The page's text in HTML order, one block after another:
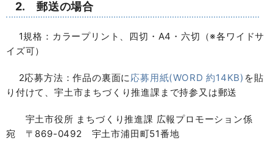
2. 郵送の場合
1規格：カラープリント、四切・A4・六切（※各ワイドサ
イズ可）
2応募方法：作品の裏面に応募用紙(WORD 約14KB) を貼
り付けて、宇土市まちづくり推進課まで持参又は郵送
宇土市役所 まちづくり推進課 広報プロモーション係
宛 〒869-0492 宇土市浦田町51番地